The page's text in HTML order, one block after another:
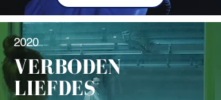
2020
VERBODEN
LIEFDES